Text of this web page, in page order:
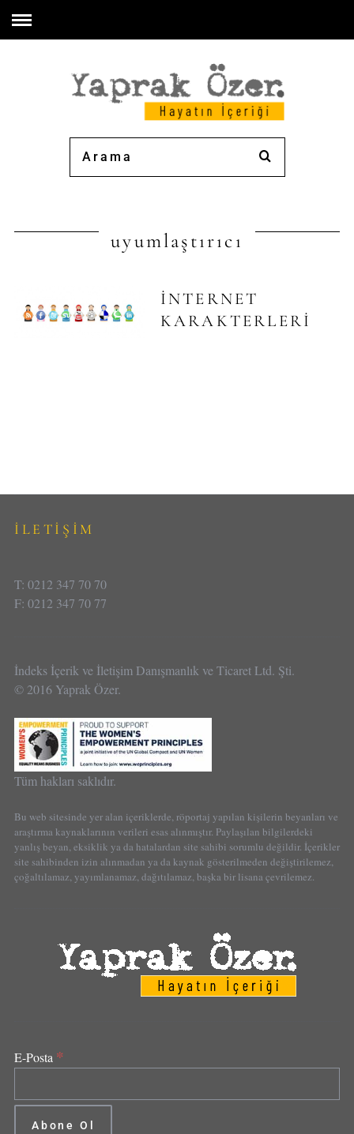
uyumlaştırıcı
İNTERNET
KARAKTERLERI
İLETİŞİM
T: 0212 347 70 70
F: 0212 347 70 77
İndeks İçerik ve İletişim Danışmanlık ve Ticaret Ltd. Şti.
© 2016 Yaprak Özer.
Tüm hakları saklıdır.
Bu web sitesinde yer alan içeriklerde, röportaj yapılan kişilerin beyanları ve
araştırma kaynaklarının verileri esas alınmıştır. Paylaşılan bilgilerdeki
yanlış beyan, eksiklik ya da hatalardan site sahibi sorumlu değildir. İçerikler
site sahibinden izin alınmadan ya da kaynak gösterilmeden değiştirilemez,
çoğaltılamaz, yayımlanamaz, dağıtılamaz, başka bir lisana çevrilemez.
E-Posta *